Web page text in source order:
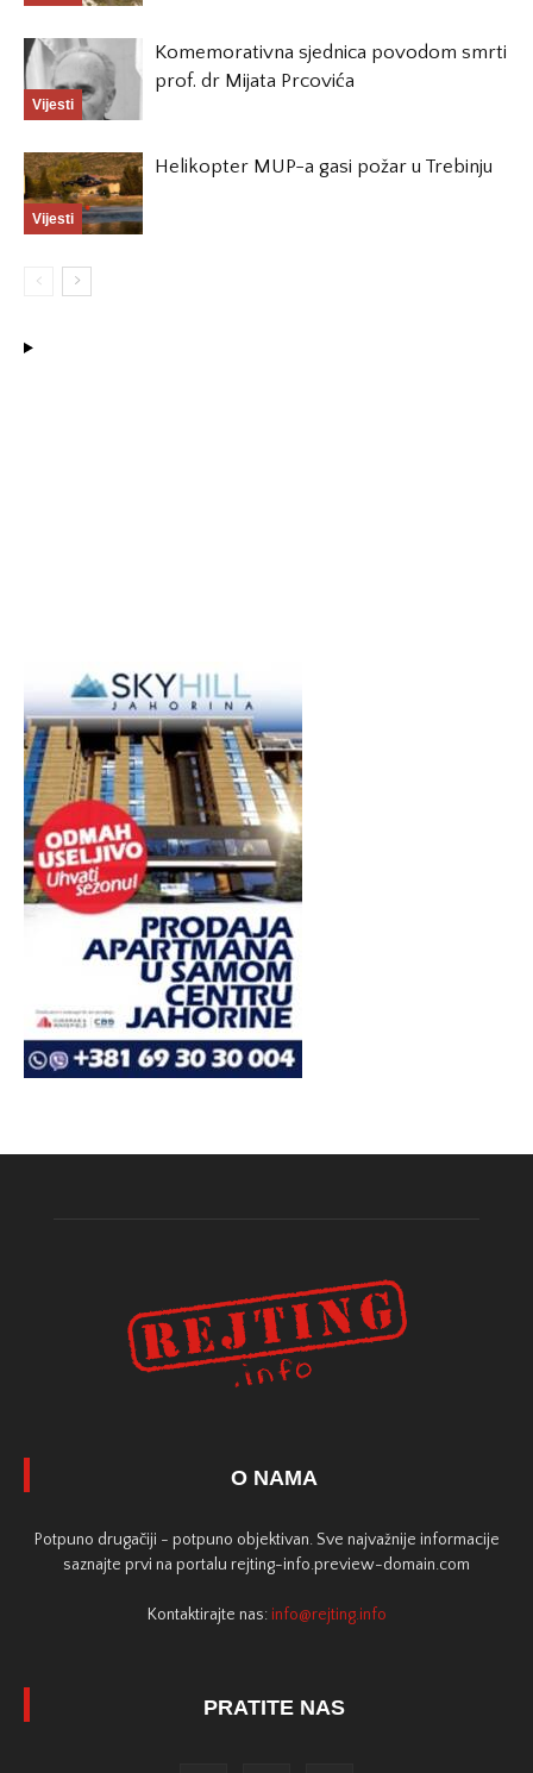
Vijesti
Komemorativna sjednica povodom smrti
prof. dr Mijata Prcovića
Vijesti
Helikopter MUP-a gasi požar u Trebinju
O NAMA
Potpuno drugačiji - potpuno objektivan. Sve najvažnije informacije
saznajte prvi na portalu rejting-info.preview-domain.com
Kontaktirajte nas: info@rejting.info
PRATITE NAS